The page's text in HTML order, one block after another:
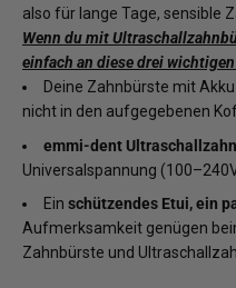
also für lange Tage, sensible
Wenn du mit
einfach an diese drei
Deine Zahnbürste mit
nicht in den aufgegebenen
emmi-dent
Universalspannung
Ein schützendes Etui, ein
Aufmerksamkeit genügen
Zahnbürste und